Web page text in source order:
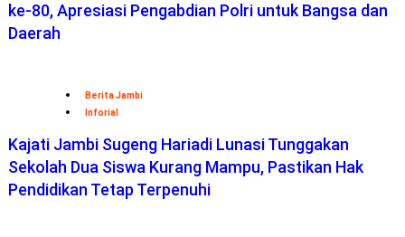
ke-80, Apresiasi Pengabdian Polri untuk Bangsa dan
Daerah
Berita Jambi
Inforial
Kajati Jambi Sugeng Hariadi Lunasi Tunggakan
Sekolah Dua Siswa Kurang Mampu, Pastikan Hak
Pendidikan Tetap Terpenuhi